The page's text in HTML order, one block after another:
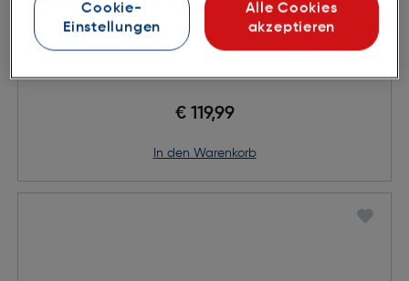
Canon LP-E6P Akku
€ 119,99
in den Warenkorb
Cookie-
Einstellungen
Alle Cookies
akzeptieren